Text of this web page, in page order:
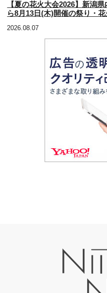
【夏の花火大会2026】新潟
ら8月13日(木)開催の祭り・
2026.08.07